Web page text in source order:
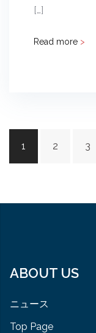
[…]
Read more >
稿
ョ
ン
1 2 3
ABOUT US
ニュース
Top Page